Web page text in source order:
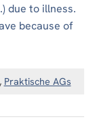
due to illness.
because of
Praktische AGs